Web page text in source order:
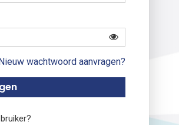
wachtwoord aanvragen?